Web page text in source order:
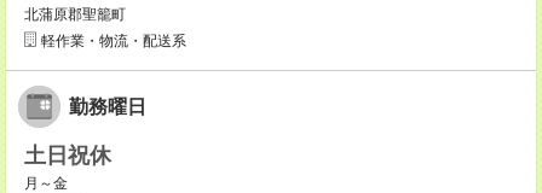
北蒲原郡聖籠町
軽作業・物流・配送系
勤務曜日
土日祝休
月～金